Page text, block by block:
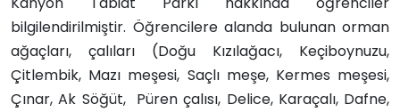
bilgilendirilmiştir. Öğrencilere alanda bulunan orman
ağaçları, çalıları (Doğu Kızılağacı, Keçiboynuzu,
Çitlembik, Mazı meşesi, Saçlı meşe, Kermes meşesi,
Çınar, Ak Söğüt, Püren çalısı, Delice, Karaçalı, Dafne,